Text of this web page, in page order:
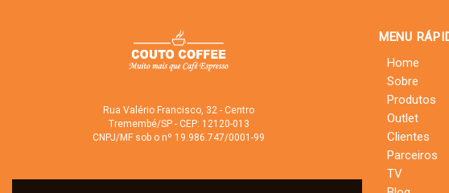
Rua Valério Francisco, 32 - Centro
Tremembé/SP - CEP: 12120-013
CNPJ/MF sob o nº 19.986.747/0001-99
MENU
Home
Sobre
Produtos
Outlet
Clientes
Parceiros
TV